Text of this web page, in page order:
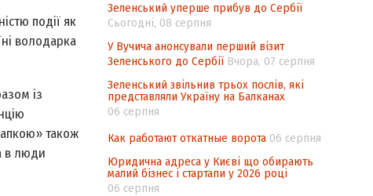
події як
володарка
із
також
в люди
Угоди про торговельні аспекти прав
інтелектуальної власності (TRIPS) у
контексті євроінтеграції
Аналіз виборчого законодавства щодо
невизначеності механізму повторного
підрахунку голосів виборців
Інформаційна безпека суспільства
Зеленський уперше прибув до Сербії
Сьогодні, 08 серпня
У Вучича анонсували перший візит
Зеленського до Сербії Вчора, 07 серпня
Зеленський звільнив трьох послів, які
представляли Україну на Балканах
06 серпня
Как работают откатные ворота 06 серпня
Юридична адреса у Києві що обирають
малий бізнес і стартапи у 2026 році
06 серпня